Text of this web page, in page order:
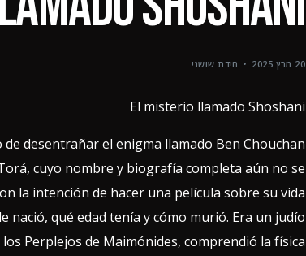
20 מרץ 2025 חידת שושני
El misterio llamado Shoshani
desentrañar el enigma llamado Ben Chouchan
cuyo nombre y biografía completa aún no se
la intención de hacer una película sobre su vida.
nació, qué edad tenía y cómo murió. Era un judío
Perplejos de Maimónides, comprendió la física